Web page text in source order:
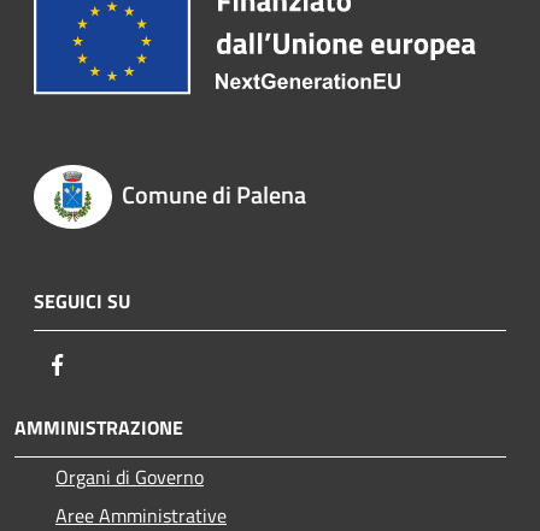
Comune di Palena
SEGUICI SU
AMMINISTRAZIONE
Organi di Governo
Aree Amministrative